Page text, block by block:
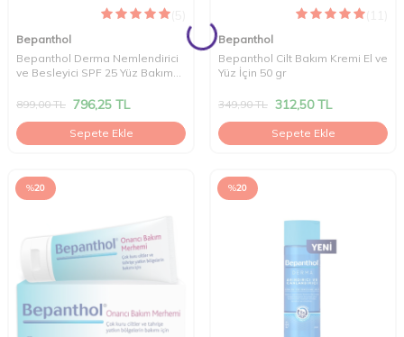
Bepanthol
Bepanthol Derma Nemlendirici
ve Besleyici SPF 25 Yüz Bakım
899,00TL 796,25 TL
Sepete Ekle
Bepanthol
Bepanthol Cilt Bakım Kremi El ve
Yüz İçin 50 gr
349,90TL 312,50TL
Sepete Ekle
%20 %20